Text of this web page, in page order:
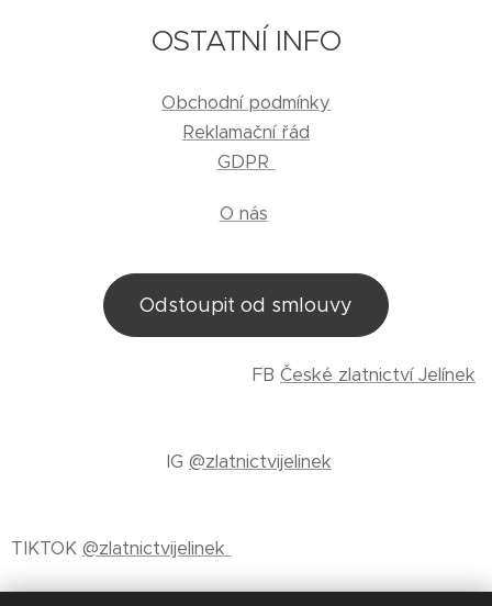
OSTATNÍ INFO
Obchodní podmínky
Reklamační řád
GDPR
O nás
Odstoupit od smlouvy
FB České zlatnictví Jelínek
IG @zlatnictvijelinek
TIKTOK @zlatnictvijelinek